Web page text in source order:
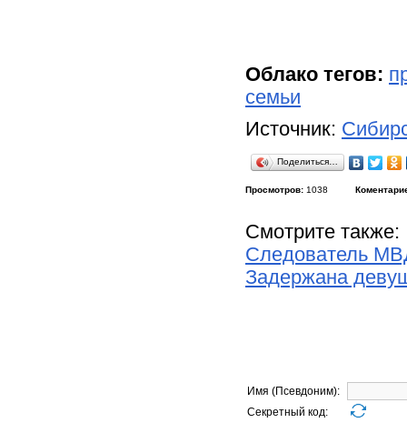
Облако тегов:
семьи
Источник:
Поделиться…
Просмотров: 1038
Смотрите также:
Следователь
Задержана
Имя (Псевдоним):
Секретный код: